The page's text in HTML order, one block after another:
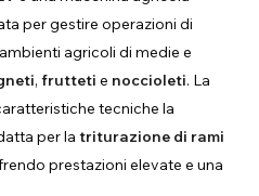
per gestire operazioni di
agricoli di medie e
, frutteti e noccioleti. La
tecniche la
per la triturazione di rami
prestazioni elevate e una